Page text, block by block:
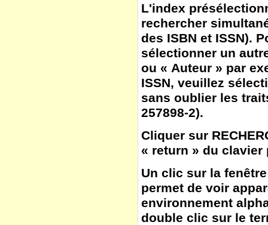
L'index
rechercher
des ISBN et ISSN).
sélectionner un
ou « Auteur » par
ISSN, veuillez
sans oublier les
257898-2).
Cliquer sur
« return » du
Un clic sur la
permet de voir
environnement
double clic sur le